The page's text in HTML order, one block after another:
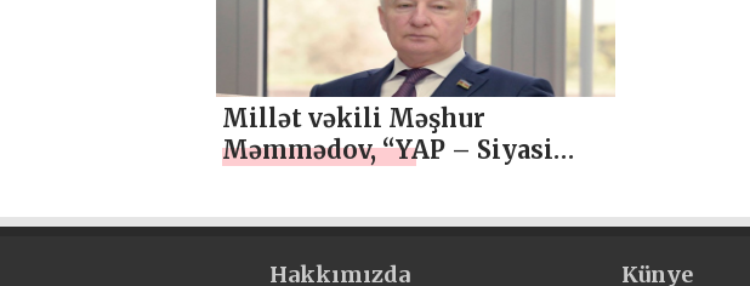
Millət vəkili Məşhur
Məmmədov, “YAP – Siyasi
Hakkımızda Künye